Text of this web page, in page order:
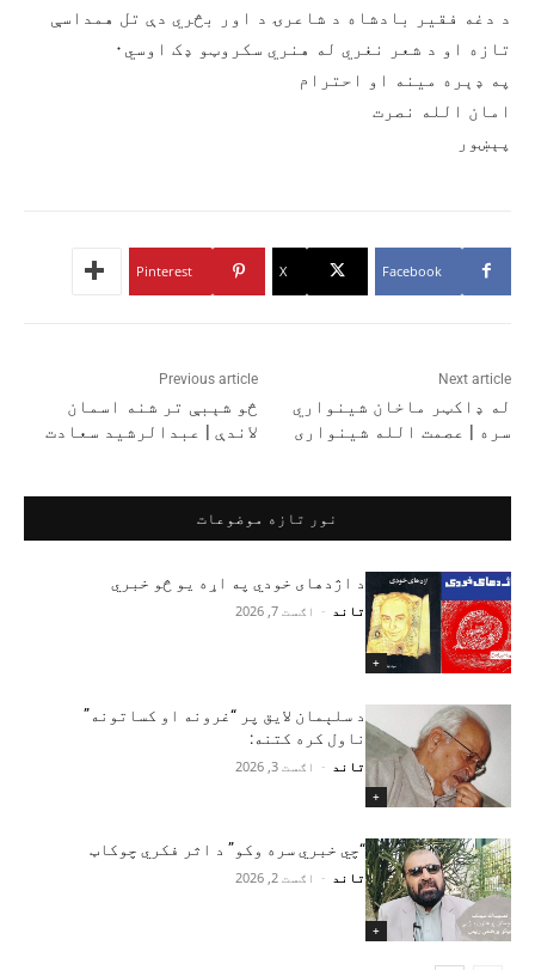
د دغه فقير بادشاه د شاعرۍ د اور بڅري دې تل همداسې
تازه او د شعر نغري له هنري سکروټو ډک اوسي۰
په ډېره مينه او احترام
امان الله نصرت
پېښور
Facebook
X
Pinterest
Previous article
څو شېبې تر شنه اسمان
لاندې | عبدالرشید سعادت
Next article
له ډاکټر ماخان شینواري
سره | عصمت الله شینواری
نور تازه موضوعات
+
د اژدهای خودي په اړه یو څو خبري
تاند - اګست 7, 2026
+
د سلېمان لایق پر “غرونه او کساتونه”
ناول کره کتنه:
تاند - اګست 3, 2026
+
“چي خبري سره وکو” د اثر فکري چوکاټ
تاند - اګست 2, 2026